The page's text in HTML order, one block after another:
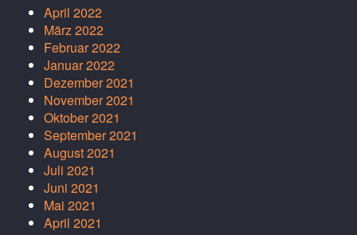
April 2022
März 2022
Februar 2022
Januar 2022
Dezember 2021
November 2021
Oktober 2021
September 2021
August 2021
Juli 2021
Juni 2021
Mai 2021
April 2021